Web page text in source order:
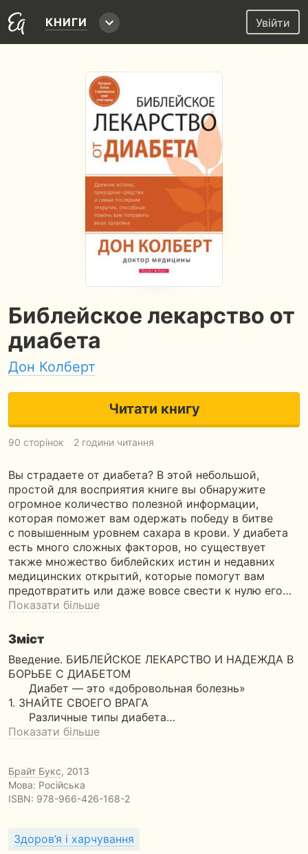
КНИГИ Увійти
Библейское лекарство от
диабета
Дон Колберт
Читати книгу
90 сторінок 2 години читання
Вы страдаете от диабета? В этой небольшой,
простой для восприятия книге вы обнаружите
огромное количество полезной информации,
которая поможет вам одержать победу в битве
с повышенным уровнем сахара в крови. У диабета
есть много сложных факторов, но существует
также множество библейских истин и недавних
медицинских открытий, которые помогут вам
предотвратить или даже вовсе свести к нулю его…
Показати більше
Зміст
Введение. БИБЛЕЙСКОЕ ЛЕКАРСТВО И НАДЕЖДА В
БОРЬБЕ С ДИАБЕТОМ
Диабет — это «добровольная болезнь»
1. ЗНАЙТЕ СВОЕГО ВРАГА
Различные типы диабета…
Показати більше
Брайт Букс, 2013
Мова: Російська
ISBN: 978-966-426-168-2
Здоров’я і харчування